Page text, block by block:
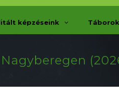
képzéseink Táborok